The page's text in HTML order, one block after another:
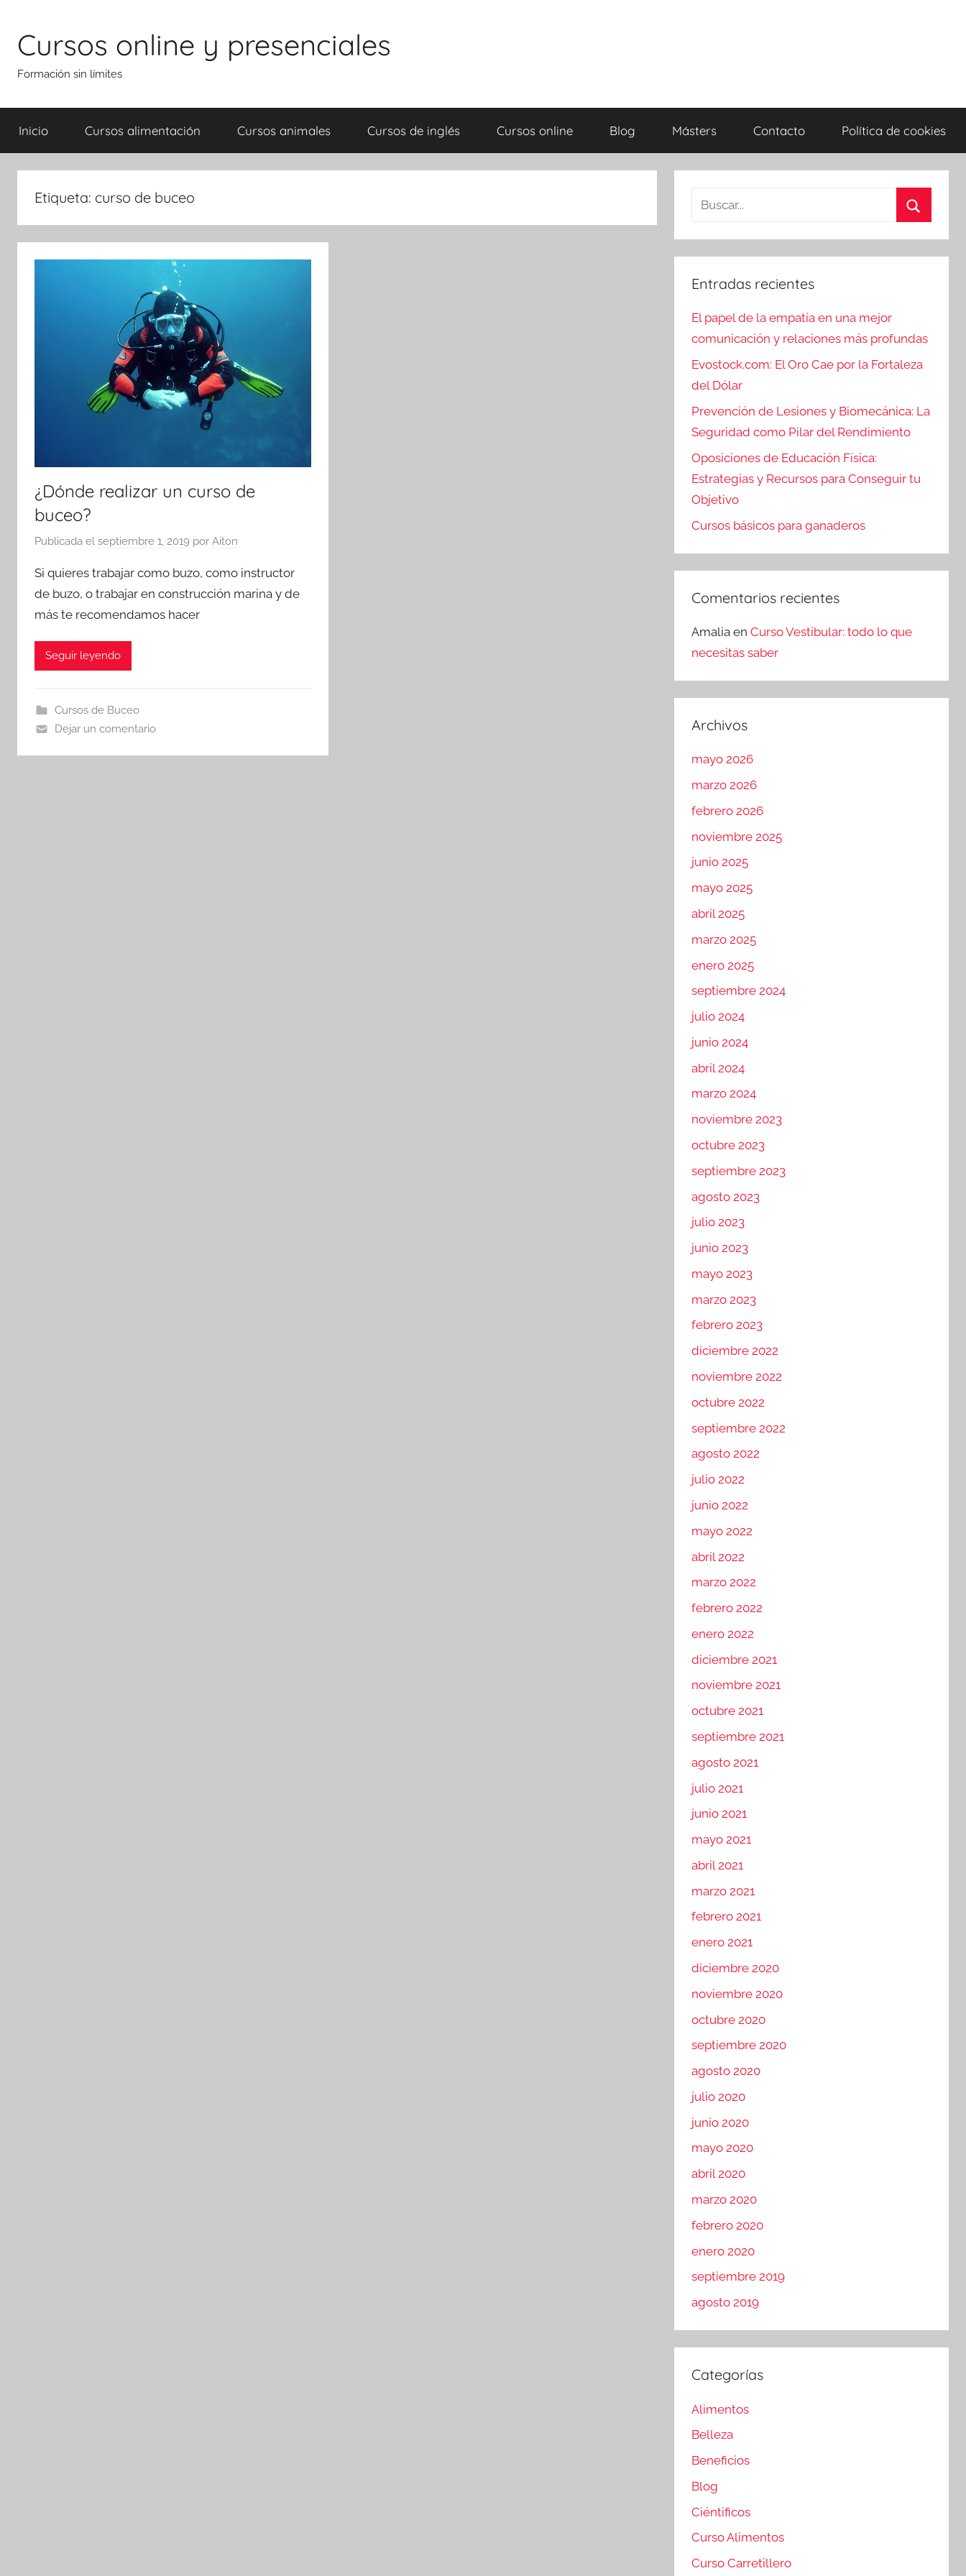
contenido
Cursos online y presenciales
Formación sin límites
Inicio Cursos alimentación Cursos animales Cursos de inglés Cursos online Blog Másters Contacto Política de cookies
Etiqueta: curso de buceo
¿Dónde realizar un curso de
buceo?
Publicada el septiembre 1, 2019 por Aiton
Si quieres trabajar como buzo, como instructor
de buzo, o trabajar en construcción marina y de
más te recomendamos hacer
Seguir leyendo
Cursos de Buceo
Dejar un comentario
Entradas recientes
El papel de la empatía en una mejor
comunicación y relaciones más profundas
Evostock.com: El Oro Cae por la Fortaleza
del Dólar
Prevención de Lesiones y Biomecánica: La
Seguridad como Pilar del Rendimiento
Oposiciones de Educación Física:
Estrategias y Recursos para Conseguir tu
Objetivo
Cursos básicos para ganaderos
Comentarios recientes
Amalia enCurso Vestibular: todo lo que
necesitas saber
Archivos
mayo 2026
marzo 2026
febrero 2026
noviembre 2025
junio 2025
mayo 2025
abril 2025
marzo 2025
enero 2025
septiembre 2024
julio 2024
junio 2024
abril 2024
marzo 2024
noviembre 2023
octubre 2023
septiembre 2023
agosto 2023
julio 2023
junio 2023
mayo 2023
marzo 2023
febrero 2023
diciembre 2022
noviembre 2022
octubre 2022
septiembre 2022
agosto 2022
julio 2022
junio 2022
mayo 2022
abril 2022
marzo 2022
febrero 2022
enero 2022
diciembre 2021
noviembre 2021
octubre 2021
septiembre 2021
agosto 2021
julio 2021
junio 2021
mayo 2021
abril 2021
marzo 2021
febrero 2021
enero 2021
diciembre 2020
noviembre 2020
octubre 2020
septiembre 2020
agosto 2020
julio 2020
junio 2020
mayo 2020
abril 2020
marzo 2020
febrero 2020
enero 2020
septiembre 2019
agosto 2019
Categorías
Alimentos
Belleza
Beneficios
Blog
Ciéntificos
Curso Alimentos
Curso Carretillero